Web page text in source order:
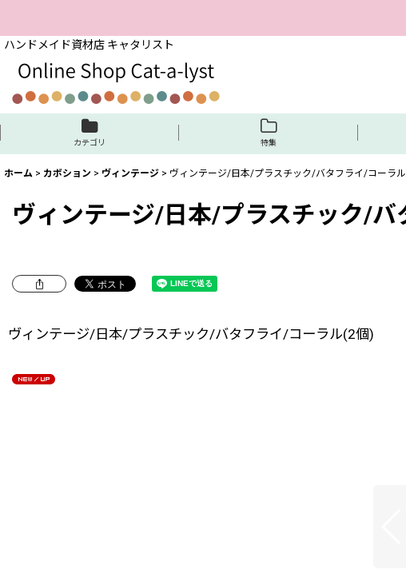
ハンドメイド資材店 キャタリスト
カテゴリ 特集
ホーム > カボション > ヴィンテージ > ヴィンテージ/日本/プラスチック/バタフライ/コーラ
ヴィンテージ/日本/プラスチック/
ヴィンテージ/日本/プラスチック/バタフライ/コーラル(2個)